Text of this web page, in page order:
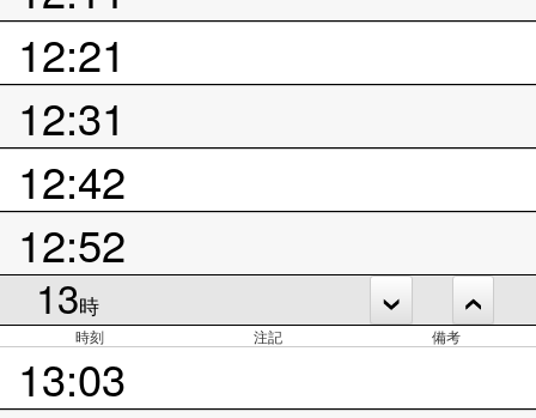
12:21
12:31
12:42
12:52
13時
時刻 注記 備考
13:03